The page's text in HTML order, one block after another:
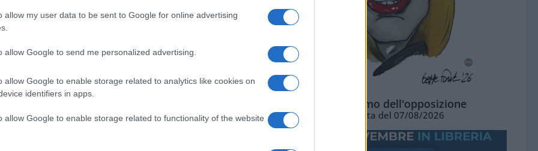
allow my user data to be sent to Google for online advertising
allow Google to send me personalized advertising.
allow Google to enable storage related to analytics like cookies on
identifiers in apps.
allow Google to enable storage related to functionality of the website
Quando
l’ufficio stampa della Presidenza
cui definiva “grottesche” le ricostruzioni
confermate dallo stesso Garofani al
Quirinale, invece di spedire un
di La Russa, hanno preferito il caro
“no comment”, ma poi tutti i quotidiani
“stupore”, appunto,
L'ottimismo dell'opposizione
Vignetta del 07/08/2026